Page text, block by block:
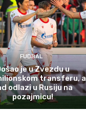
FUDBAL
je u Zvezdu u
transferu, a
odlazi u Rusiju na
pozajmicu!